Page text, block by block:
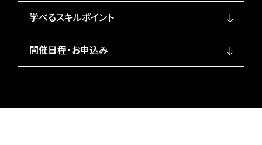
学べるスキルポイント
開催日程・お申込み